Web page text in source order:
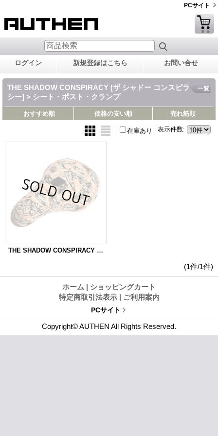
PCサイト
ログイン 新規登録はこちら お問い合せ
THE SHADOW CONSPIRACY [ザ シャドー コンスピラ
シー] > シート・ポスト・クランプ
一覧
おすすめ順 価格の安い順 売れ筋順
表示件数:
在庫あり
THE SHADOW CONSPIRACY SETH KIMBROUGH PENUMBRA PIVOTAL SEAT 6
(1件/1件)
ホーム | ショッピングカート
特定商取引法表示 | ご利用案内
PCサイト
Copyright© AUTHEN All Rights Reserved.